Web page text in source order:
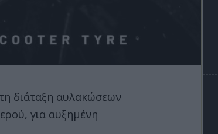
διάταξη αυλακώσεων
για αυξημένη